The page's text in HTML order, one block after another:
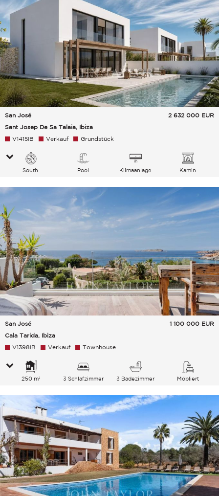
San José
Sant Josep De Sa Talaia, Ibiza
2 632 000 EUR
V1415IB Verkauf Grundstück
South Pool Klimaanlage Kamin
San José
Cala Tarida, Ibiza
1 100 000 EUR
V1398IB Verkauf Townhouse
250 m² 3 Schlafzimmer 3 Badezimmer Möbliert